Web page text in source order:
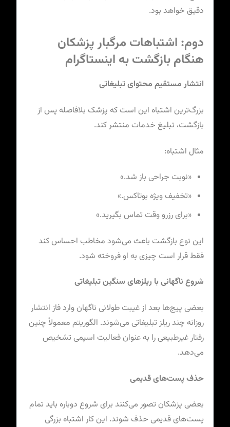
دقیق خواهد بود.
دوم: اشتباهات مرگبار پزشکان
هنگام بازگشت به اینستاگرام
انتشار مستقیم محتوای تبلیغاتی
بزرگ‌ترین اشتباه این است که پزشک بلافاصله پس از
بازگشت، تبلیغ خدمات منتشر کند.
مثال اشتباه:
«نوبت جراحی باز شد.»
«تخفیف ویژه بوتاکس.»
«برای رزرو وقت تماس بگیرید.»
این نوع بازگشت باعث می‌شود مخاطب احساس کند
فقط قرار است چیزی به او فروخته شود.
شروع ناگهانی با ریلزهای سنگین تبلیغاتی
بعضی پیج‌ها بعد از غیبت طولانی ناگهان وارد فاز انتشار
روزانه چند ریلز تبلیغاتی می‌شوند. الگوریتم معمولاً چنین
رفتار غیرطبیعی را به عنوان فعالیت اسپمی تشخیص
می‌دهد.
حذف پست‌های قدیمی
بعضی پزشکان تصور می‌کنند برای شروع دوباره باید تمام
پست‌های قدیمی حذف شوند. این کار اشتباه بزرگی